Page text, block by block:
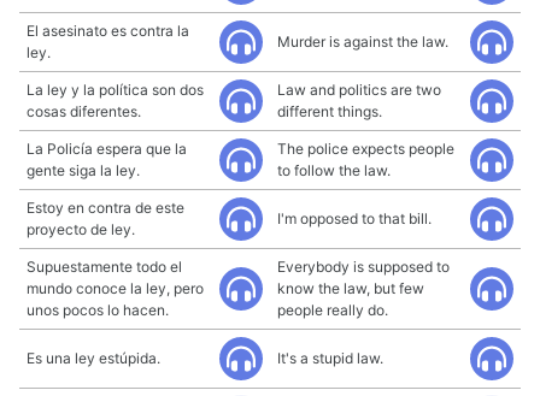
El asesinato es contra la
ley.
Murder is against the law.
La ley y la política son dos
cosas diferentes.
Law and politics are two
different things.
La Policía espera que la
gente siga la ley.
The police expects people
to follow the law.
Estoy en contra de este
proyecto de ley.
I'm opposed to that bill.
Supuestamente todo el
mundo conoce la ley, pero
unos pocos lo hacen.
Everybody is supposed to
know the law, but few
people really do.
Es una ley estúpida. It's a stupid law.